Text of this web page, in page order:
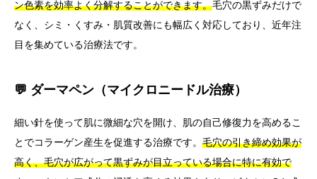
ン色素を効率よく分解することができます。毛穴の黒ずみだけで
なく、シミ・くすみ・肌質改善にも幅広く対応しており、近年注
目を集めている治療法です。
💬 ダーマペン（マイクロニードル治療）
細い針を使って肌に微細な穴を開け、肌の自己修復力を高めるこ
とでコラーゲン産生を促進する治療です。 毛穴の引き締め効果が
高く、毛穴が広がって黒ずみが目立っている場合に特に有効で